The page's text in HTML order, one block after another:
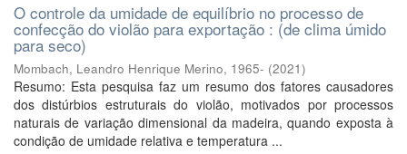
O controle da umidade de equilíbrio no processo de
confecção do violão para exportação : (de clima úmido
para seco)
Mombach, Leandro Henrique Merino, 1965- (2021)
Resumo: Esta pesquisa faz um resumo dos fatores causadores
dos distúrbios estruturais do violão, motivados por processos
naturais de variação dimensional da madeira, quando exposta à
condição de umidade relativa e temperatura ...